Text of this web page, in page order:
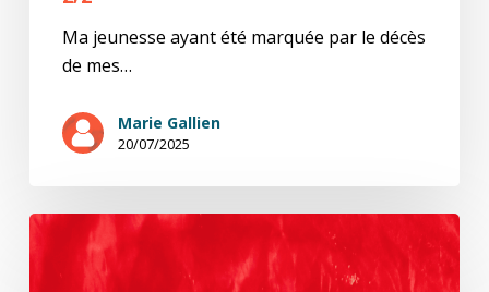
Ma jeunesse ayant été marquée par le décès
de mes…
Marie Gallien
20/07/2025
1/2